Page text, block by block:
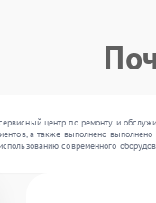
центр по ремонту и
а также выполнено
современного